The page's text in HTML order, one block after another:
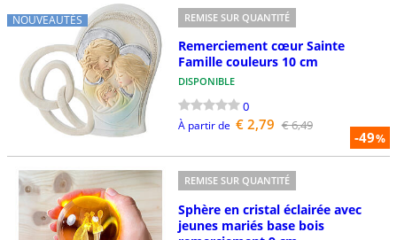
NOUVEAUTÉS
-49%
REMISE SUR QUANTITÉ
Remerciement cœur Sainte
Famille couleurs 10 cm
DISPONIBLE
0
À partir de € 2,79 € 6,49
REMISE SUR QUANTITÉ
Sphère en cristal éclairée avec
jeunes mariés base bois